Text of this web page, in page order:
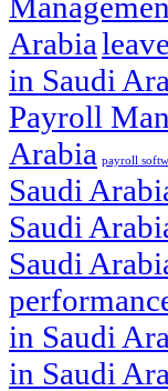
Arabia
in Saudi
Payroll
Arabia payroll
Saudi
Saudi
Saudi
in Saudi
in Saudi